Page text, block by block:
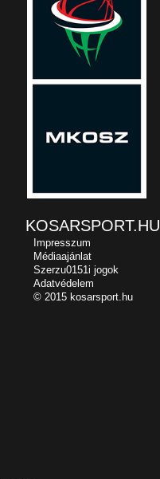
KOSARSPORT.HU
Impresszum
Médiaajánlat
Szerzu0151i jogok
Adatvédelem
© 2015 kosarsport.hu